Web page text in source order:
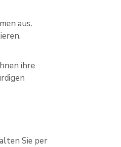
aus.
ihre
Sie per